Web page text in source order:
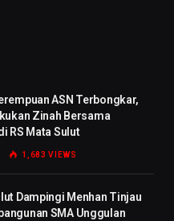
ASN Terbongkar,
Zinah Bersama
RS Mata Sulut
1,683VIEWS
Dampingi Menhan Tinjau
SMA Unggulan